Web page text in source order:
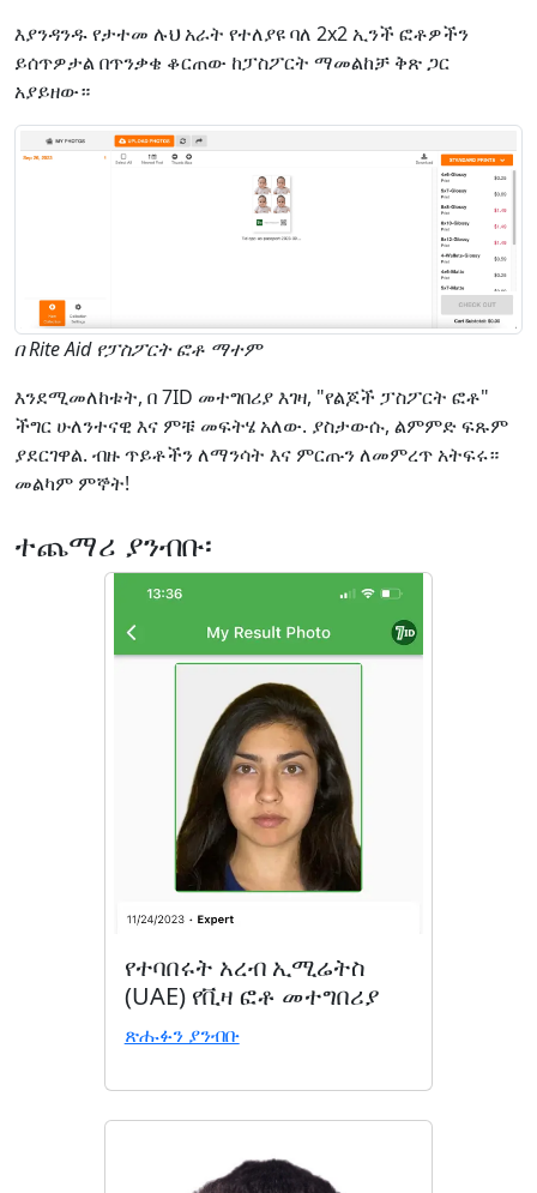
እያንዳንዱ የታተመ ሉህ አራት የተለያዩ ባለ 2x2 ኢንች ፎቶዎችን
ይሰጥዎታል በጥንቃቄ ቆርጠው ከፓስፖርት ማመልከቻ ቅጽ ጋር
አያይዘው።
በ Rite Aid የፓስፖርት ፎቶ ማተም
እንደሚመለከቱት, በ 7ID መተግበሪያ እገዛ, "የልጆች ፓስፖርት ፎቶ"
ችግር ሁለንተናዊ እና ምቹ መፍትሄ አለው. ያስታውሱ, ልምምድ ፍጹም
ያደርገዋል. ብዙ ጥይቶችን ለማንሳት እና ምርጡን ለመምረጥ አትፍሩ።
መልካም ምኞት!
ተጨማሪ ያንብቡ፡
የተባበሩት አረብ ኢሚሬትስ
(UAE) የቪዛ ፎቶ መተግበሪያ
ጽሑፉን ያንብቡ